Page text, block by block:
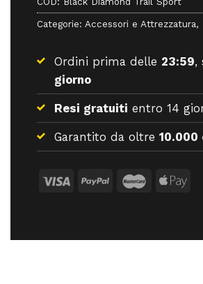
Categorie: Accessori e Attrezzatura,
Ordini prima delle 23:59,
giorno
Resi gratuiti entro 14
Garantito da oltre